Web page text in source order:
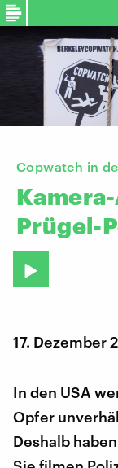
Copwatch in
Prügel-
17. Dezember
In den USA
Opfer
Deshalb